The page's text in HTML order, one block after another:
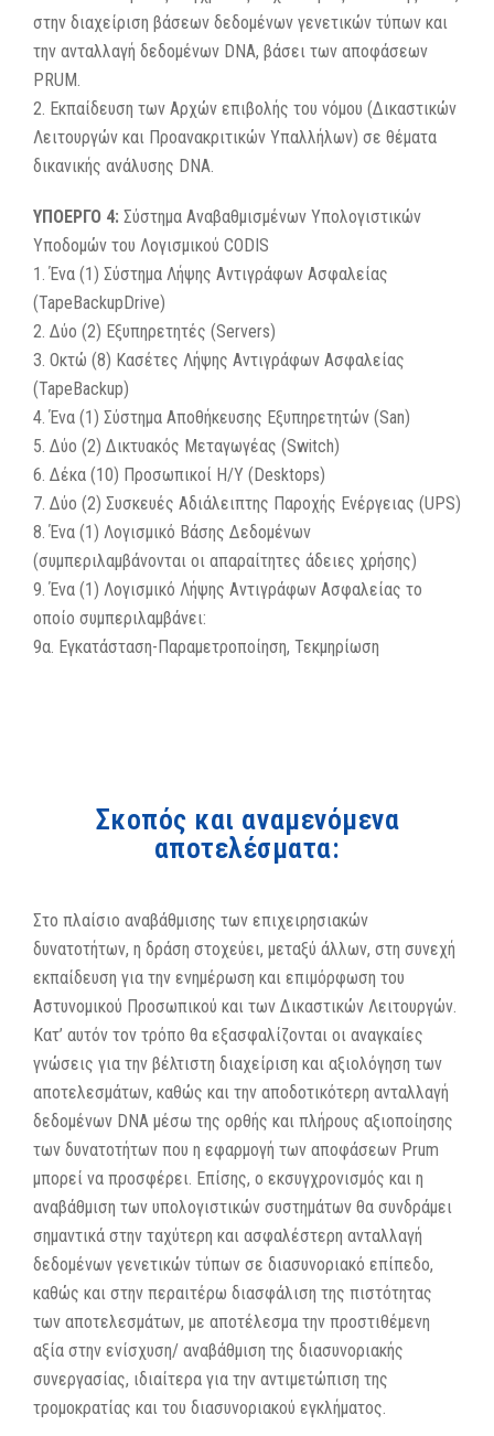
στην διαχείριση βάσεων δεδομένων γενετικών τύπων και
την ανταλλαγή δεδομένων DNA, βάσει των αποφάσεων
PRUM.
2. Εκπαίδευση των Αρχών επιβολής του νόμου (Δικαστικών
Λειτουργών και Προανακριτικών Υπαλλήλων) σε θέματα
δικανικής ανάλυσης DNA.
ΥΠΟΕΡΓΟ 4: Σύστημα Αναβαθμισμένων Υπολογιστικών
Υποδομών του Λογισμικού CODIS
1. Ένα (1) Σύστημα Λήψης Αντιγράφων Ασφαλείας
(TapeBackupDrive)
2. Δύο (2) Εξυπηρετητές (Servers)
3. Οκτώ (8) Κασέτες Λήψης Αντιγράφων Ασφαλείας
(TapeBackup)
4. Ένα (1) Σύστημα Αποθήκευσης Εξυπηρετητών (San)
5. Δύο (2) Δικτυακός Mεταγωγέας (Switch)
6. Δέκα (10) Προσωπικοί Η/Υ (Desktops)
7. Δύο (2) Συσκευές Αδιάλειπτης Παροχής Ενέργειας (UPS)
8. Ένα (1) Λογισμικό Βάσης Δεδομένων
(συμπεριλαμβάνονται οι απαραίτητες άδειες χρήσης)
9. Ένα (1) Λογισμικό Λήψης Αντιγράφων Ασφαλείας το
οποίο συμπεριλαμβάνει:
9α. Εγκατάσταση-Παραμετροποίηση, Τεκμηρίωση
Σκοπός και αναμενόμενα
αποτελέσματα:
Στο πλαίσιο αναβάθμισης των επιχειρησιακών
δυνατοτήτων, η δράση στοχεύει, μεταξύ άλλων, στη συνεχή
εκπαίδευση για την ενημέρωση και επιμόρφωση του
Αστυνομικού Προσωπικού και των Δικαστικών Λειτουργών.
Κατ’ αυτόν τον τρόπο θα εξασφαλίζονται οι αναγκαίες
γνώσεις για την βέλτιστη διαχείριση και αξιολόγηση των
αποτελεσμάτων, καθώς και την αποδοτικότερη ανταλλαγή
δεδομένων DNA μέσω της ορθής και πλήρους αξιοποίησης
των δυνατοτήτων που η εφαρμογή των αποφάσεων Prum
μπορεί να προσφέρει. Επίσης, ο εκσυγχρονισμός και η
αναβάθμιση των υπολογιστικών συστημάτων θα συνδράμει
σημαντικά στην ταχύτερη και ασφαλέστερη ανταλλαγή
δεδομένων γενετικών τύπων σε διασυνοριακό επίπεδο,
καθώς και στην περαιτέρω διασφάλιση της πιστότητας
των αποτελεσμάτων, με αποτέλεσμα την προστιθέμενη
αξία στην ενίσχυση/ αναβάθμιση της διασυνοριακής
συνεργασίας, ιδιαίτερα για την αντιμετώπιση της
τρομοκρατίας και του διασυνοριακού εγκλήματος.